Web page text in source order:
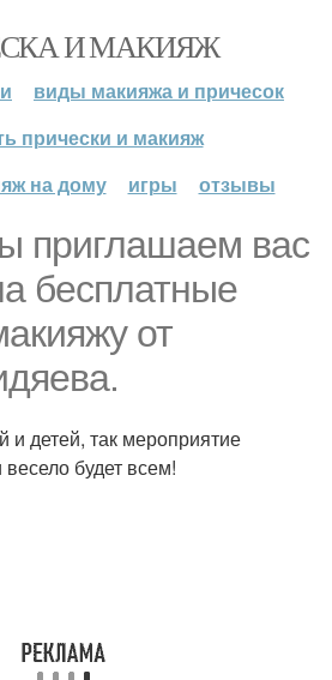
И МАКИЯЖ
виды макияжа и причесок
прически и макияж
на дому
игры отзывы
приглашаем вас
бесплатные
от
и детей, так мероприятие
будет всем!